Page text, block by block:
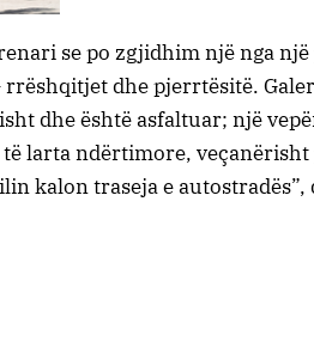
se po zgjidhim një nga
dhe pjerrtësitë.
dhe është asfaltuar; një
larta ndërtimore, veçanërisht
kalon traseja e